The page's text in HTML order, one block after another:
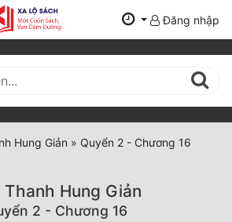
Đăng nhập
Hung Giản » Quyển 2 - Chương 16
Thanh Hung Giản
2 - Chương 16